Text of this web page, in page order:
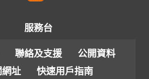
服務台
聯絡及支援
公開資料
址
快速用戶指南